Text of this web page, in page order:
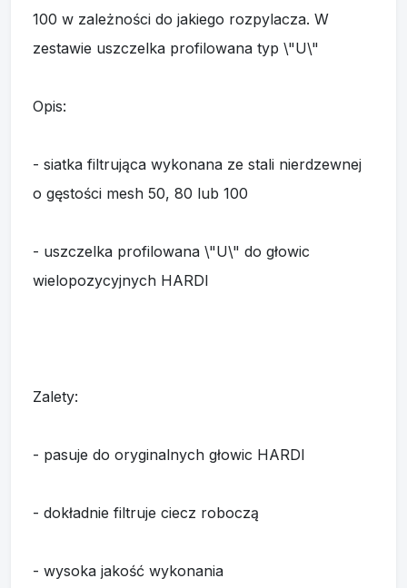
100 w zależności do jakiego rozpylacza. W
zestawie uszczelka profilowana typ \"U\"
Opis:
- siatka filtrująca wykonana ze stali nierdzewnej
o gęstości mesh 50, 80 lub 100
- uszczelka profilowana \"U\" do głowic
wielopozycyjnych HARDI
Zalety:
- pasuje do oryginalnych głowic HARDI
- dokładnie filtruje ciecz roboczą
- wysoka jakość wykonania